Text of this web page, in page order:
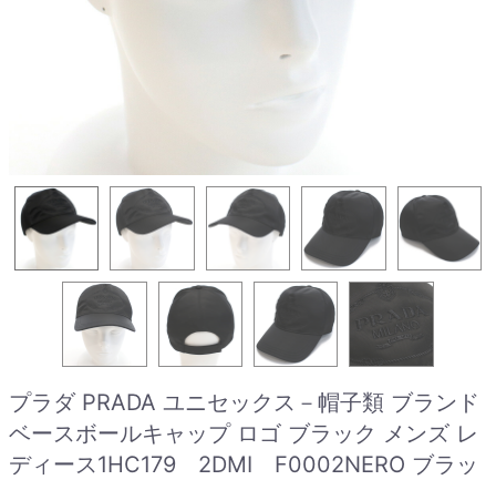
プラダ PRADA ユニセックス－帽子類 ブランド
ベースボールキャップ ロゴ ブラック メンズ レ
ディース1HC179 2DMI F0002NERO ブラッ